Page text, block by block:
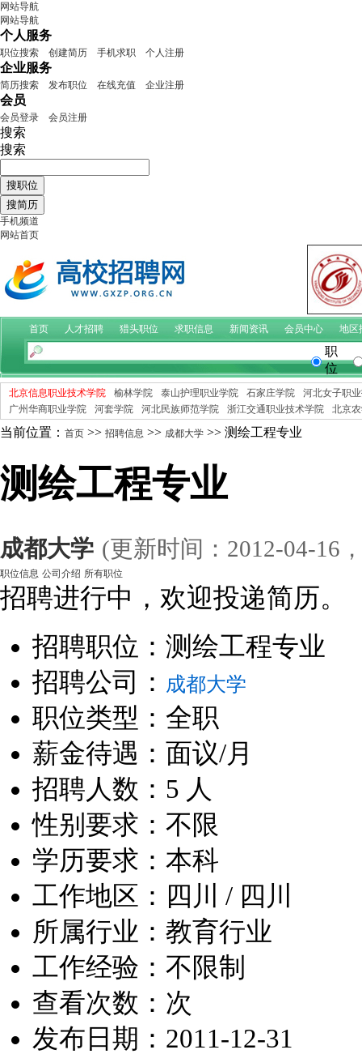
网站导航
网站导航
个人服务
职位搜索 创建简历 手机求职 个人注册
企业服务
简历搜索 发布职位 在线充值 企业注册
会员
会员登录 会员注册
搜索
搜索
手机频道
网站首页
首页 人才招聘 猎头职位 求职信息 新闻资讯 会员中心 地区
职
位
北京信息职业技术学院 榆林学院 泰山护理职业学院 石家庄学院
河北女子职
广州华商职业学院
河套学院 河北民族师范学院 浙江交通职业技术学院 北京
当前位置： 首页 >> 招聘信息 >> 成都大学 >> 测绘工程专业
测绘工程专业
成都大学 (更新时间：2012-04-16
职位信息 公司介绍 所有职位
招聘进行中，欢迎投递简历。
招聘职位：测绘工程专业
招聘公司： 成都大学
职位类型：全职
薪金待遇：面议/月
招聘人数：5 人
性别要求：不限
学历要求：本科
工作地区：四川 / 四川
所属行业：教育行业
工作经验：不限制
查看次数： 次
发布日期：2011-12-31